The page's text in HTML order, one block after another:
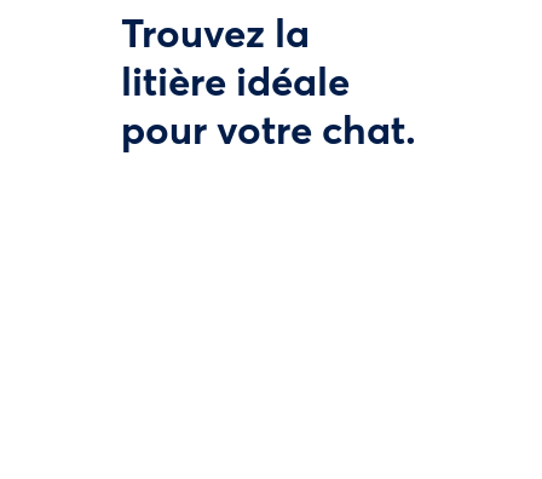
Trouvez la
litière idéale
pour votre chat.